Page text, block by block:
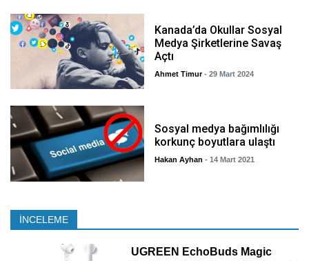
Kanada’da Okullar Sosyal
Medya Şirketlerine Savaş
Açtı
Ahmet Timur - 29 Mart 2024
Sosyal medya bağımlılığı
korkunç boyutlara ulaştı
Hakan Ayhan - 14 Mart 2021
İNCELEME
UGREEN EchoBuds Magic